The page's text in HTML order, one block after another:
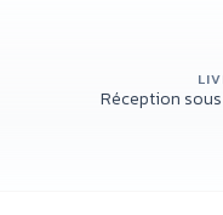
Réception sous